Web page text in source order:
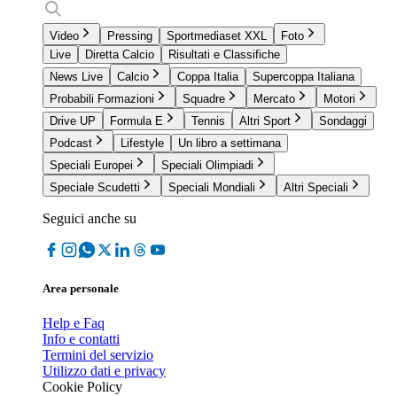
Video Pressing Sportmediaset XXL
Foto
Live
Diretta Calcio
Risultati e Classifiche
News Live
Calcio Coppa Italia
Supercoppa Italiana
Probabili Formazioni
Squadre Mercato
Motori
Drive UP
Formula E Tennis Altri Sport
Sondaggi
Podcast
Lifestyle
Un libro a settimana
Speciali Europei
Speciali Olimpiadi
Speciale Scudetti
Speciali Mondiali Altri Speciali
Seguici anche su
Area personale
Help e Faq
Info e contatti
Termini del servizio
Utilizzo dati e privacy
Cookie Policy